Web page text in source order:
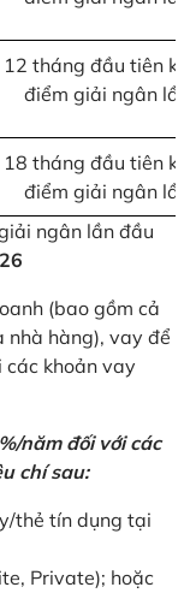
12 tháng đầu tiên
điểm giải ngân
18 tháng đầu tiên
điểm giải ngân
ngân lần đầu
(bao gồm cả
nhà hàng), vay để
các khoản vay
năm đối với các
chí sau:
thẻ tín dụng tại
Private); hoặc